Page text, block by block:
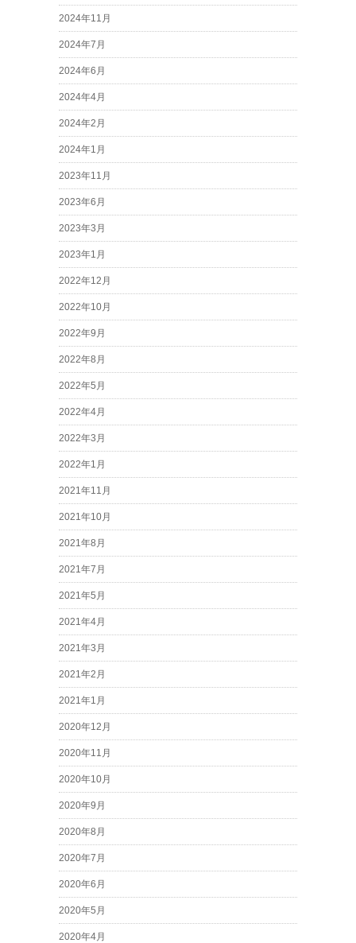
2024年11月
2024年7月
2024年6月
2024年4月
2024年2月
2024年1月
2023年11月
2023年6月
2023年3月
2023年1月
2022年12月
2022年10月
2022年9月
2022年8月
2022年5月
2022年4月
2022年3月
2022年1月
2021年11月
2021年10月
2021年8月
2021年7月
2021年5月
2021年4月
2021年3月
2021年2月
2021年1月
2020年12月
2020年11月
2020年10月
2020年9月
2020年8月
2020年7月
2020年6月
2020年5月
2020年4月